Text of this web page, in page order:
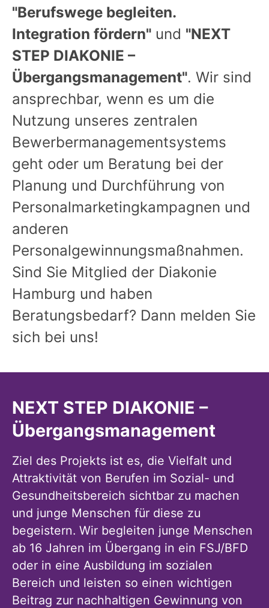
"Berufswege begleiten.
Integration fördern" und "NEXT
STEP DIAKONIE –
Übergangsmanagement". Wir sind
ansprechbar, wenn es um die
Nutzung unseres zentralen
Bewerbermanagementsystems
geht oder um Beratung bei der
Planung und Durchführung von
Personalmarketingkampagnen und
anderen
Personalgewinnungsmaßnahmen.
Sind Sie Mitglied der Diakonie
Hamburg und haben
Beratungsbedarf? Dann melden Sie
sich bei uns!
NEXT STEP DIAKONIE –
Übergangsmanagement
Ziel des Projekts ist es, die Vielfalt und
Attraktivität von Berufen im Sozial- und
Gesundheitsbereich sichtbar zu machen
und junge Menschen für diese zu
begeistern. Wir begleiten junge Menschen
ab 16 Jahren im Übergang in ein FSJ/BFD
oder in eine Ausbildung im sozialen
Bereich und leisten so einen wichtigen
Beitrag zur nachhaltigen Gewinnung von